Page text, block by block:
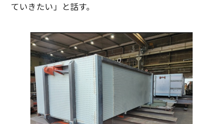
ていきたい」と話す。